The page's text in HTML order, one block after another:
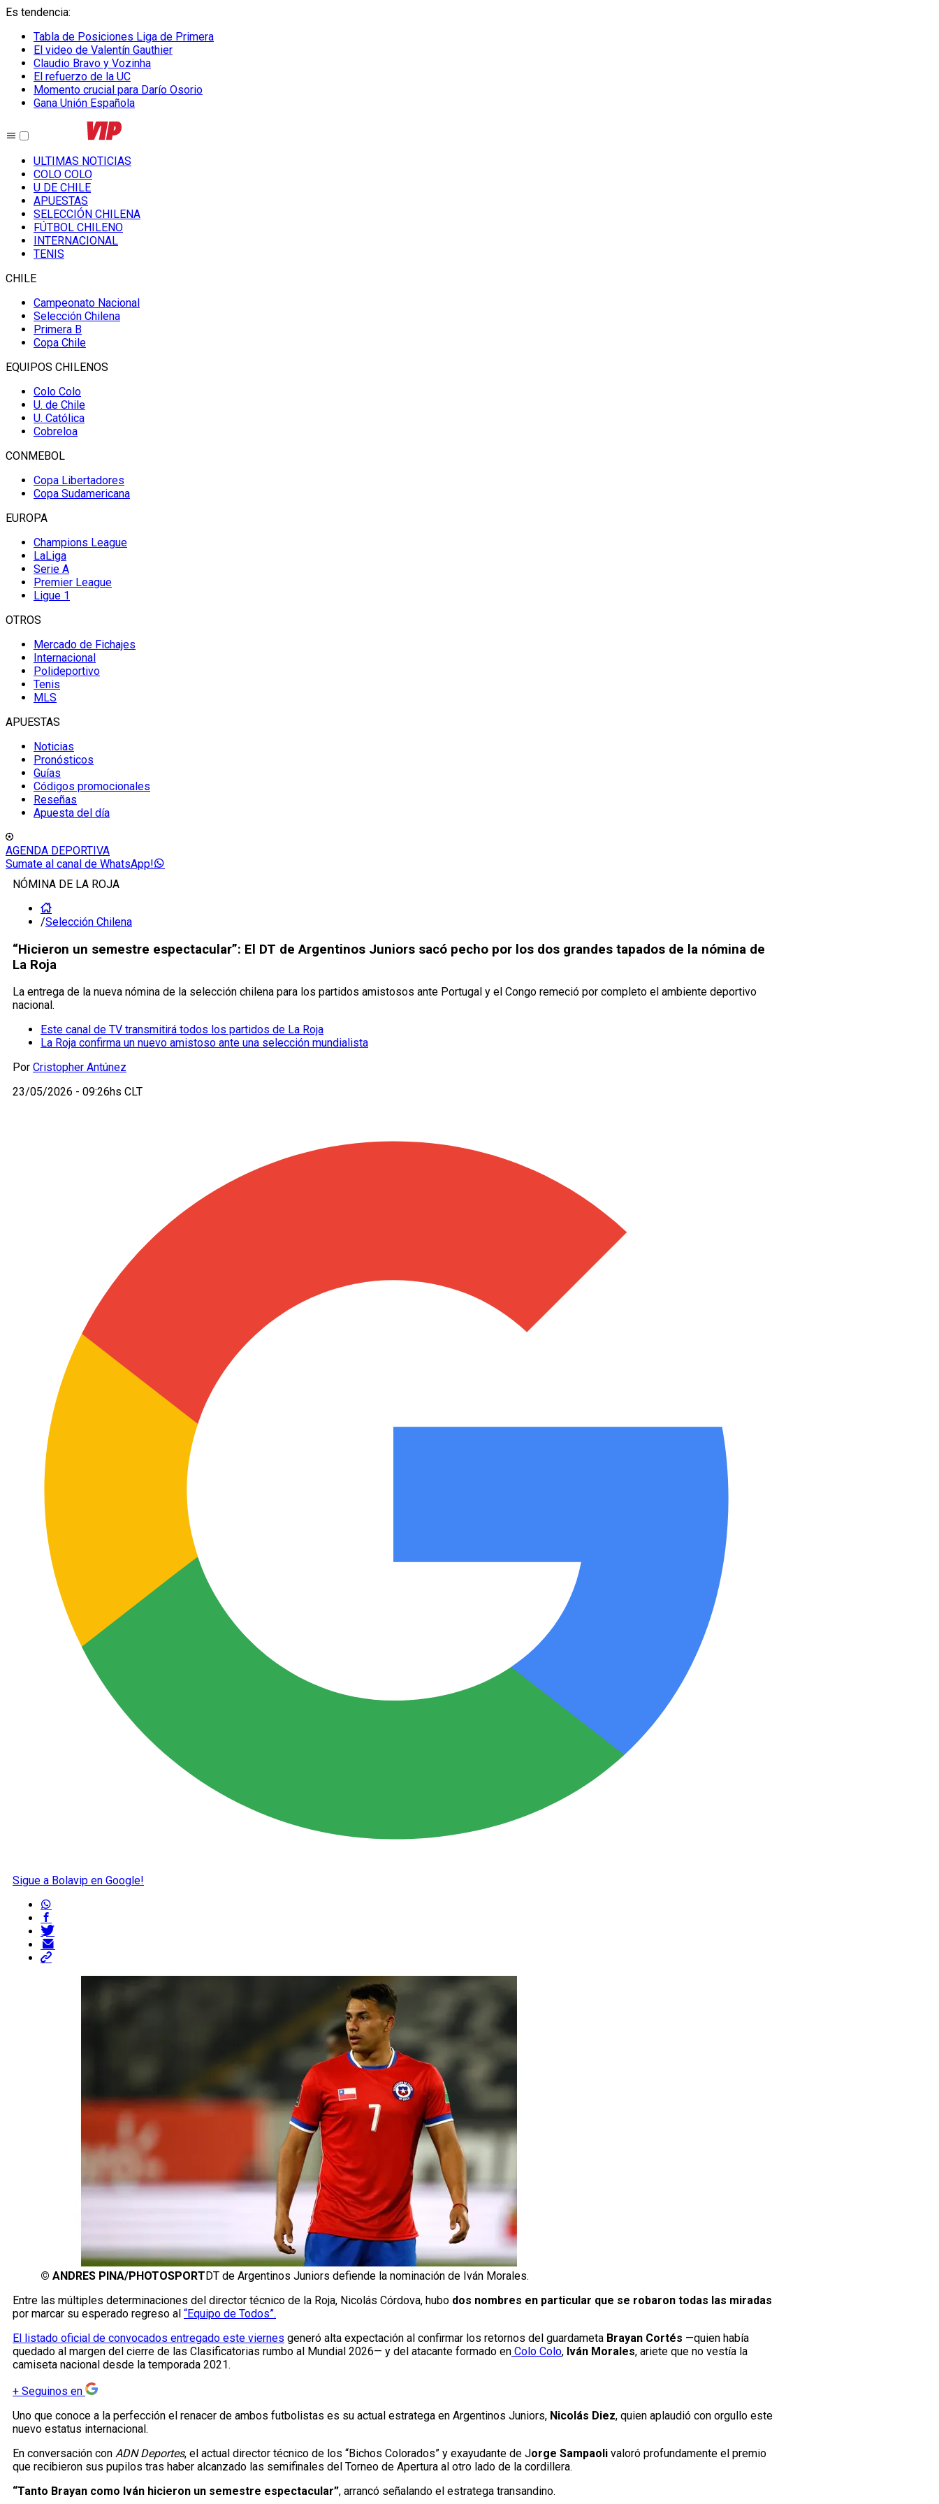
Es tendencia:
Tabla de Posiciones Liga de Primera
El video de Valentín Gauthier
Claudio Bravo y Vozinha
El refuerzo de la UC
Momento crucial para Darío Osorio
Gana Unión Española
ULTIMAS NOTICIAS
COLO COLO
U DE CHILE
APUESTAS
SELECCIÓN CHILENA
FÚTBOL CHILENO
INTERNACIONAL
TENIS
CHILE
Campeonato Nacional
Selección Chilena
Primera B
Copa Chile
EQUIPOS CHILENOS
Colo Colo
U. de Chile
U. Católica
Cobreloa
CONMEBOL
Copa Libertadores
Copa Sudamericana
EUROPA
Champions League
LaLiga
Serie A
Premier League
Ligue 1
OTROS
Mercado de Fichajes
Internacional
Polideportivo
Tenis
MLS
APUESTAS
Noticias
Pronósticos
Guías
Códigos promocionales
Reseñas
Apuesta del día
AGENDA DEPORTIVA
Sumate al canal de WhatsApp!
NÓMINA DE LA ROJA
/Selección Chilena
“Hicieron un semestre espectacular”: El DT de Argentinos Juniors sacó pecho por los dos grandes tapados de la nómina de
La Roja
La entrega de la nueva nómina de la selección chilena para los partidos amistosos ante Portugal y el Congo remeció por completo el ambiente deportivo
nacional.
Este canal de TV transmitirá todos los partidos de La Roja
La Roja confirma un nuevo amistoso ante una selección mundialista
Por Cristopher Antúnez
23/05/2026 - 09:26hs CLT
Sigue a Bolavip en Google!
© ANDRES PINA/PHOTOSPORT DT de Argentinos Juniors defiende la nominación de Iván Morales.
Entre las múltiples determinaciones del director técnico de la Roja, Nicolás Córdova, hubo dos nombres en particular que se robaron todas las miradas
por marcar su esperado regreso al “Equipo de Todos”.
El listado oficial de convocados entregado este viernes generó alta expectación al confirmar los retornos del guardameta Brayan Cortés —quien había
quedado al margen del cierre de las Clasificatorias rumbo al Mundial 2026— y del atacante formado en Colo Colo, Iván Morales, ariete que no vestía la
camiseta nacional desde la temporada 2021.
+ Seguinos en
Uno que conoce a la perfección el renacer de ambos futbolistas es su actual estratega en Argentinos Juniors, Nicolás Diez, quien aplaudió con orgullo este
nuevo estatus internacional.
En conversación con ADN Deportes, el actual director técnico de los “Bichos Colorados” y exayudante de Jorge Sampaoli valoró profundamente el premio
que recibieron sus pupilos tras haber alcanzado las semifinales del Torneo de Apertura al otro lado de la cordillera.
“Tanto Brayan como Iván hicieron un semestre espectacular”, arrancó señalando el estratega transandino.